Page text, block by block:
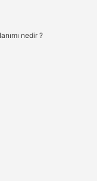
nedir ?